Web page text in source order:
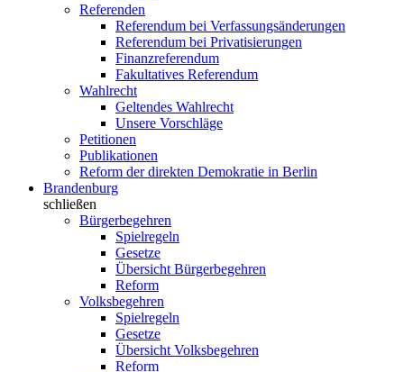
Referenden
Referendum bei Verfassungsänderungen
Referendum bei Privatisierungen
Finanzreferendum
Fakultatives Referendum
Wahlrecht
Geltendes Wahlrecht
Unsere Vorschläge
Petitionen
Publikationen
Reform der direkten Demokratie in Berlin
Brandenburg
schließen
Bürgerbegehren
Spielregeln
Gesetze
Übersicht Bürgerbegehren
Reform
Volksbegehren
Spielregeln
Gesetze
Übersicht Volksbegehren
Reform